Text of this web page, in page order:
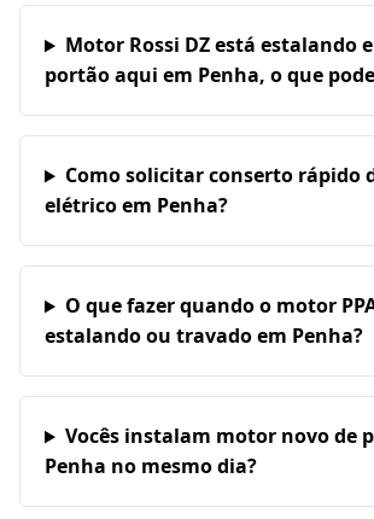
Motor Rossi DZ está estalando
portão aqui em Penha, o que
Como solicitar conserto rápido
elétrico em Penha?
O que fazer quando o motor
estalando ou travado em Penha?
Vocês instalam motor novo de
Penha no mesmo dia?